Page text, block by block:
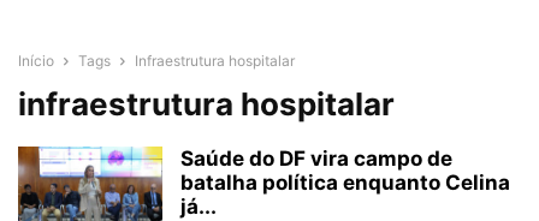
Início Tags Infraestrutura hospitalar
infraestrutura hospitalar
Saúde do DF vira campo de
batalha política enquanto Celina
já...